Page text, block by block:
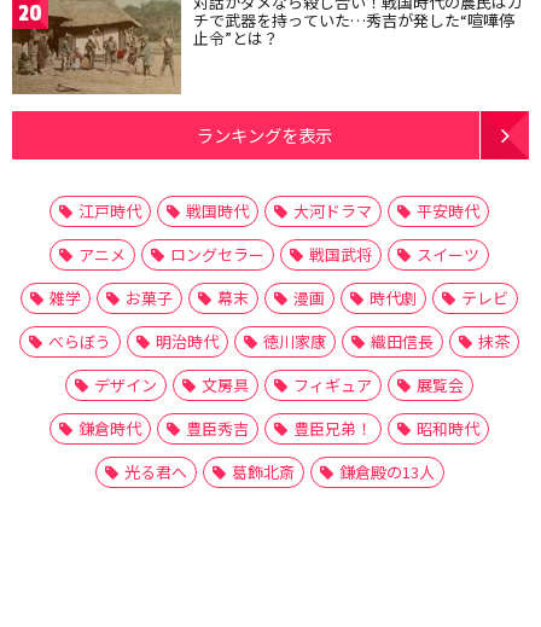
20 チで武器を持っていた…秀吉が発した“喧嘩停
止令”とは？
ランキングを表示
江戸時代 戦国時代 大河ドラマ
平安時代
アニメ
ロングセラー 戦国武将
スイーツ
雑学
お菓子 幕末 漫画 時代劇
テレビ
べらぼう
明治時代 徳川家康 織田信長
抹茶
デザイン
文房具 フィギュア
展覧会
鎌倉時代
豊臣秀吉 豊臣兄弟！
昭和時代
光る君へ
葛飾北斎 鎌倉殿の13人